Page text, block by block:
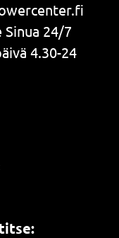
24/7
4.30-24